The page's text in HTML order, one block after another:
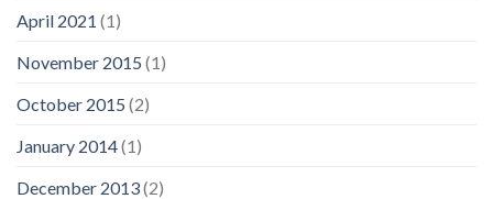
April 2021 (1)
November 2015 (1)
October 2015 (2)
January 2014(1)
December 2013(2)